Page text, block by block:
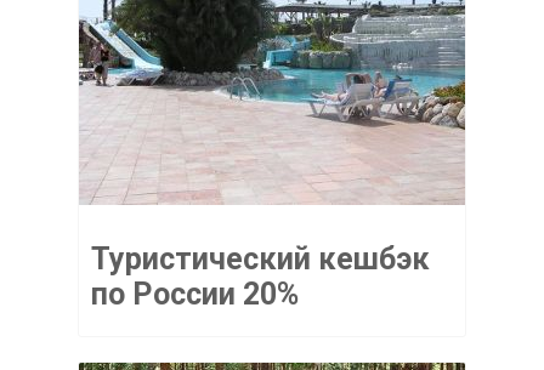
Туристический кешбэк
по России 20%